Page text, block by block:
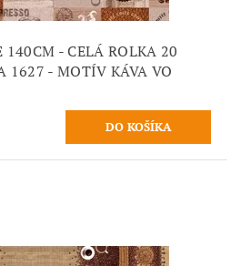
140CM - CELÁ ROLKA 20
1627 - MOTÍV KÁVA VO